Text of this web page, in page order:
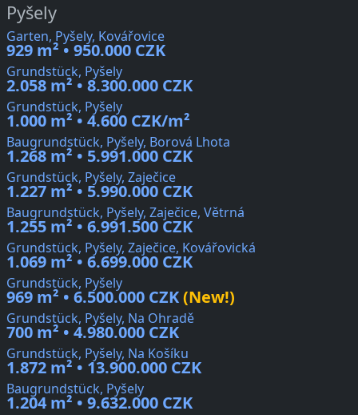
Pyšely
Garten, Pyšely, Kovářovice
929 m² • 950.000 CZK
Grundstück, Pyšely
2.058 m² • 8.300.000 CZK
Grundstück, Pyšely
1.000 m² • 4.600 CZK/m²
Baugrundstück, Pyšely, Borová Lhota
1.268 m² • 5.991.000 CZK
Grundstück, Pyšely, Zaječice
1.227 m² • 5.990.000 CZK
Baugrundstück, Pyšely, Zaječice, Větrná
1.255 m² • 6.991.500 CZK
Grundstück, Pyšely, Zaječice, Kovářovická
1.069 m² • 6.699.000 CZK
Grundstück, Pyšely
969 m² • 6.500.000 CZK(New!)
Grundstück, Pyšely, Na Ohradě
700 m² • 4.980.000 CZK
Grundstück, Pyšely, Na Košíku
1.872 m² • 13.900.000 CZK
Baugrundstück, Pyšely
1.204 m² • 9.632.000 CZK